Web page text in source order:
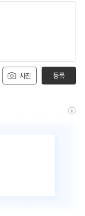
사진 등록